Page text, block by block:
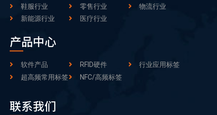
鞋服行业 零售行业
物流行业
新能源行业
医疗行业
产品中心
软件产品 RFID硬件
行业应用标签
超高频常用标签
NFC/高频标签
联系我们